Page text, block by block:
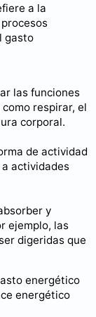
a la
gasto
las funciones
respirar, el
corporal.
de actividad
actividades
y
ejemplo, las
digeridas que
energético
energético